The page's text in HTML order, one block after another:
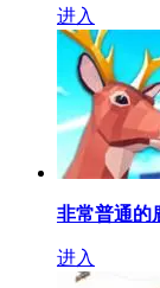
进入
非常普通的
进入